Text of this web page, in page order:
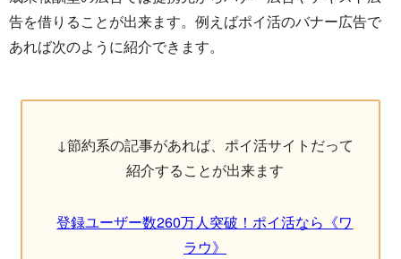
告を借りることが出来ます。例えばポイ活のバナー広告で
あれば次のように紹介できます。
↓節約系の記事があれば、ポイ活サイトだって
紹介することが出来ます
登録ユーザー数260万人突破！ポイ活なら《ワ
ラウ》